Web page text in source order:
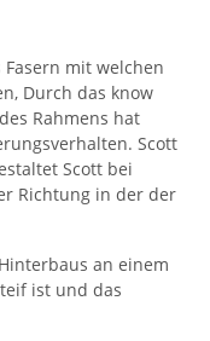
mit welchen
Durch das know
Rahmens hat
Scott
Scott bei
Richtung in der der
an einem
ist und das